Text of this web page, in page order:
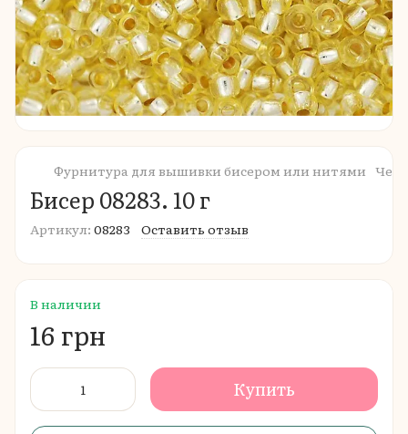
Фурнитура для вышивки бисером или нитями
Бисер 08283. 10 г
Артикул: 08283 Оставить отзыв
В наличии
16 грн
Купить